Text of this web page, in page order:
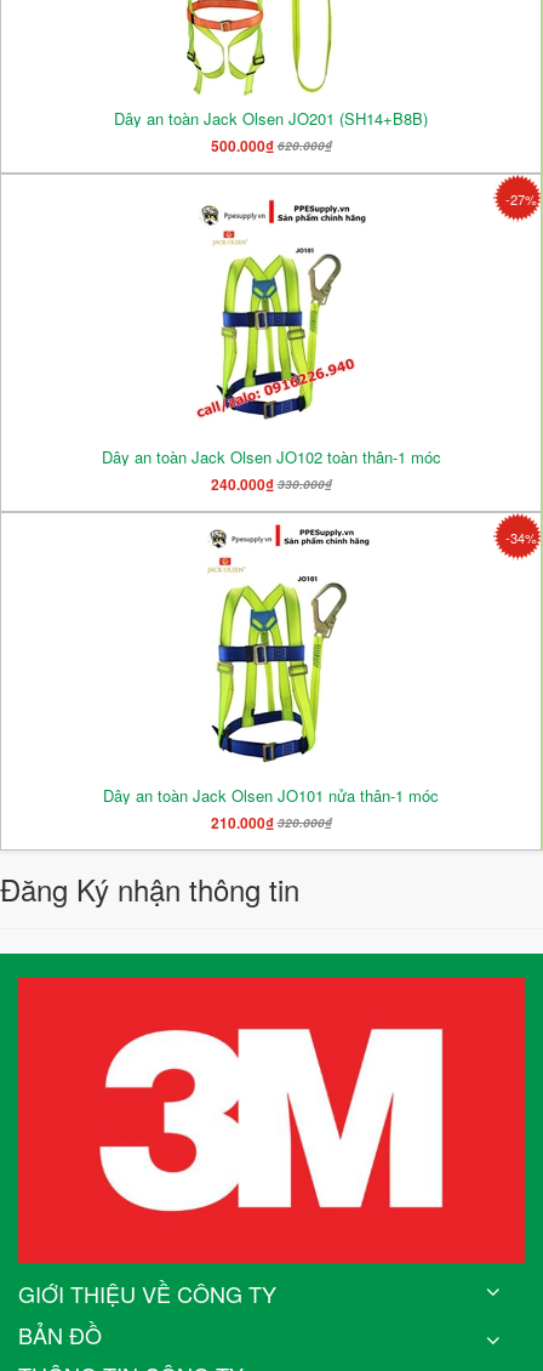
Dây an toàn Jack Olsen JO201 (SH14+B8B)
500.000₫620.000₫
-27%
Dây an toàn Jack Olsen JO102 toàn thân-1 móc
240.000₫330.000₫
-34%
Dây an toàn Jack Olsen JO101 nửa thân-1 móc
210.000₫320.000₫
Đăng Ký nhận thông tin
GIỚI THIỆU VỀ CÔNG TY
BẢN ĐỒ